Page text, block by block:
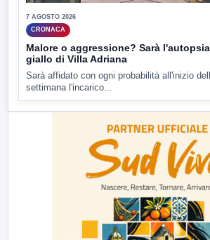
7 AGOSTO 2026
CRONACA
Malore o aggressione? Sarà
giallo di Villa Adriana
Sarà affidato con ogni probabilità all'inizio
settimana l'incarico...